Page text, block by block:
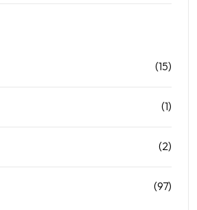
(15)
(1)
(2)
(97)